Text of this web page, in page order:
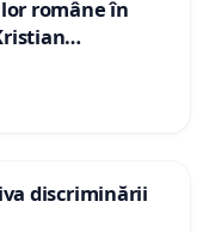
române în
Danemarca de
discriminării